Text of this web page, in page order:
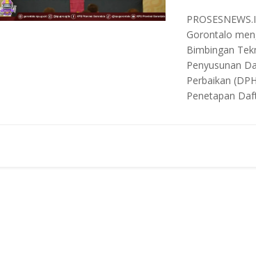
Gorontalo
Bimbingan
Penyusunan
Perbaikan
Penetapan